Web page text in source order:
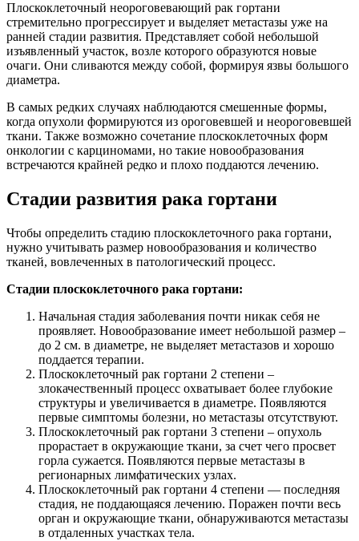
Плоскоклеточный неороговевающий рак гортани
стремительно прогрессирует и выделяет метастазы уже на
ранней стадии развития. Представляет собой небольшой
изъявленный участок, возле которого образуются новые
очаги. Они сливаются между собой, формируя язвы большого
диаметра.
В самых редких случаях наблюдаются смешенные формы,
когда опухоли формируются из ороговевшей и неороговевшей
ткани. Также возможно сочетание плоскоклеточных форм
онкологии с карциномами, но такие новообразования
встречаются крайней редко и плохо поддаются лечению.
Стадии развития рака гортани
Чтобы определить стадию плоскоклеточного рака гортани,
нужно учитывать размер новообразования и количество
тканей, вовлеченных в патологический процесс.
Стадии плоскоклеточного рака гортани:
Начальная стадия заболевания почти никак себя не
проявляет. Новообразование имеет небольшой размер –
до 2 см. в диаметре, не выделяет метастазов и хорошо
поддается терапии.
Плоскоклеточный рак гортани 2 степени –
злокачественный процесс охватывает более глубокие
структуры и увеличивается в диаметре. Появляются
первые симптомы болезни, но метастазы отсутствуют.
Плоскоклеточный рак гортани 3 степени – опухоль
прорастает в окружающие ткани, за счет чего просвет
горла сужается. Появляются первые метастазы в
регионарных лимфатических узлах.
Плоскоклеточный рак гортани 4 степени — последняя
стадия, не поддающаяся лечению. Поражен почти весь
орган и окружающие ткани, обнаруживаются метастазы
в отдаленных участках тела.